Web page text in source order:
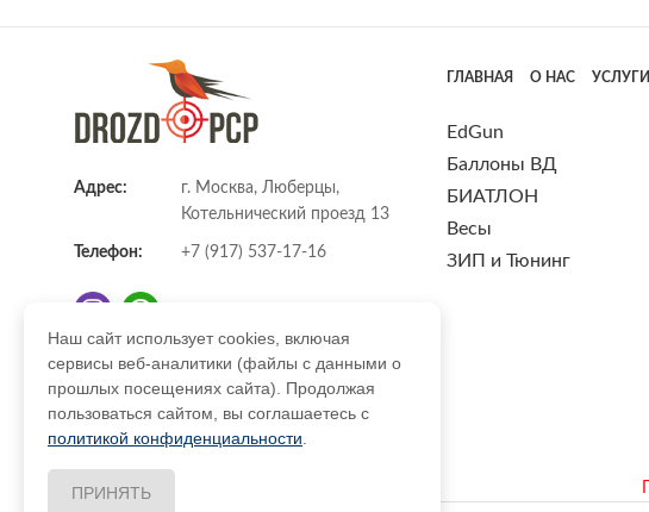
Адрес:
г. Москва, Люберцы,
Котельнический проезд 13
Телефон: +7 (917) 537-17-16
E-mail: info@DrozdPcp.ru
ГЛАВНАЯ О НАС УСЛУГИ
EdGun
Баллоны ВД
БИАТЛОН
Весы
ЗИП и Тюнинг
Наш сайт использует cookies, включая
сервисы веб-аналитики (файлы с данными о
прошлых посещениях сайта). Продолжая
пользоваться сайтом, вы соглашаетесь с
политикой конфиденциальности
ПРИНЯТЬ